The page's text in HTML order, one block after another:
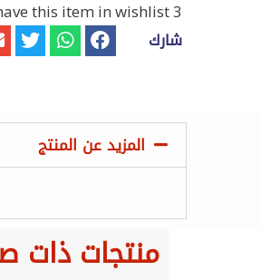
3 users
this item in wishlist
شارك
المزيد عن المنتج
منتجات ذات